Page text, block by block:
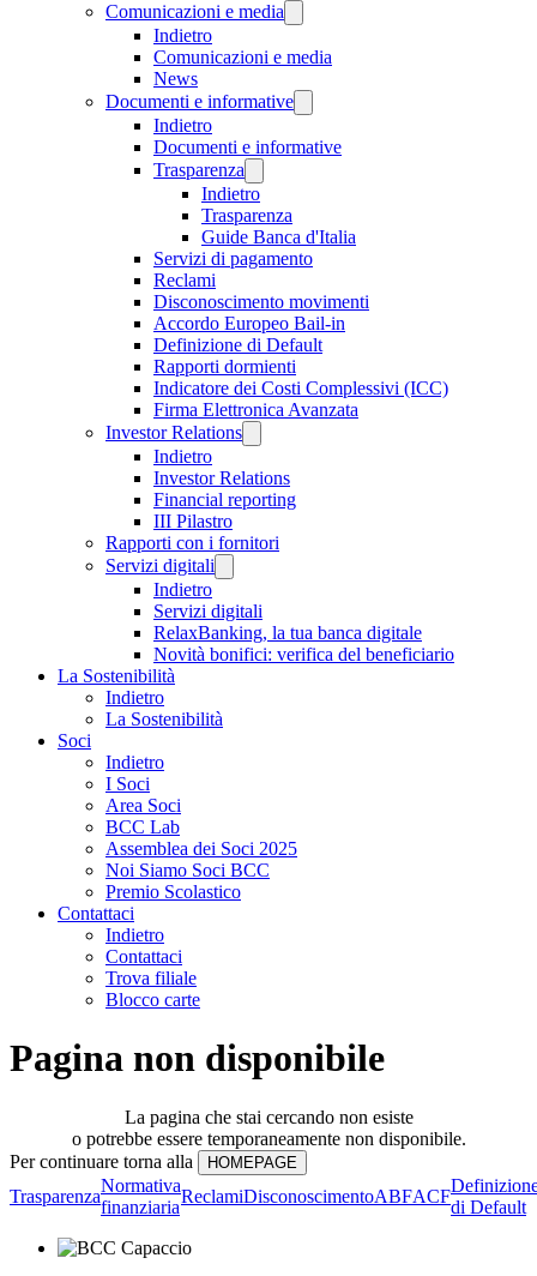
Comunicazioni e media
Indietro
Comunicazioni e media
News
Documenti e informative
Indietro
Documenti e informative
Trasparenza
Indietro
Trasparenza
Guide Banca d'Italia
Servizi di pagamento
Reclami
Disconoscimento movimenti
Accordo Europeo Bail-in
Definizione di Default
Rapporti dormienti
Indicatore dei Costi Complessivi (ICC)
Firma Elettronica Avanzata
Investor Relations
Indietro
Investor Relations
Financial reporting
III Pilastro
Rapporti con i fornitori
Servizi digitali
Indietro
Servizi digitali
RelaxBanking, la tua banca digitale
Novità bonifici: verifica del beneficiario
La Sostenibilità
Indietro
La Sostenibilità
Soci
Indietro
I Soci
Area Soci
BCC Lab
Assemblea dei Soci 2025
Noi Siamo Soci BCC
Premio Scolastico
Contattaci
Indietro
Contattaci
Trova filiale
Blocco carte
Pagina non disponibile
La pagina che stai cercando non esiste
o potrebbe essere temporaneamente non disponibile.
Per continuare torna alla
Trasparenza
Normativa
finanziaria
ReclamiDisconoscimentoABFACF
di Default